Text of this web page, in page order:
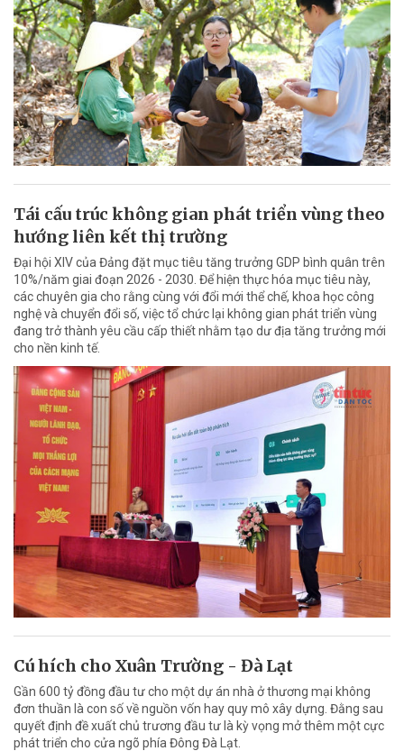
Tái cấu trúc không gian phát triển vùng theo
hướng liên kết thị trường
Đại hội XIV của Đảng đặt mục tiêu tăng trưởng GDP bình quân trên
10%/năm giai đoạn 2026 - 2030. Để hiện thực hóa mục tiêu này,
các chuyên gia cho rằng cùng với đổi mới thể chế, khoa học công
nghệ và chuyển đổi số, việc tổ chức lại không gian phát triển vùng
đang trở thành yêu cầu cấp thiết nhằm tạo dư địa tăng trưởng mới
cho nền kinh tế.
Cú hích cho Xuân Trường - Đà Lạt
Gần 600 tỷ đồng đầu tư cho một dự án nhà ở thương mại không
đơn thuần là con số về nguồn vốn hay quy mô xây dựng. Đằng sau
quyết định đề xuất chủ trương đầu tư là kỳ vọng mở thêm một cực
phát triển cho cửa ngõ phía Đông Đà Lạt.